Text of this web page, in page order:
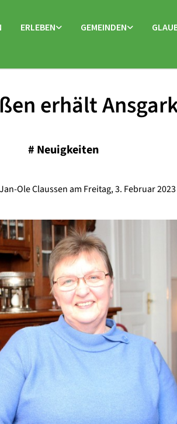
ERLEBEN GEMEINDEN
erhält
# Neuigkeiten
Ole Claussen am Freitag, 3. Februar